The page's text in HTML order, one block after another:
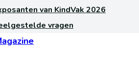
van KindVak 2026
vragen